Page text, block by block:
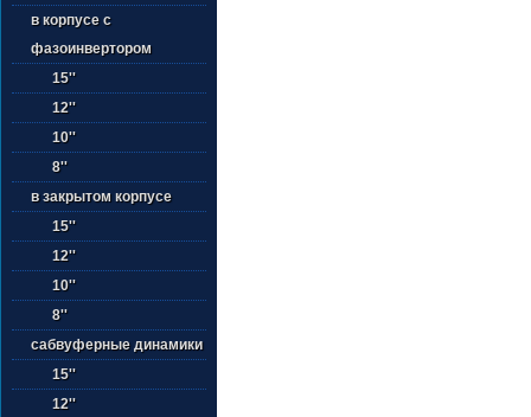
в корпусе с
фазоинвертором
15''
12''
10''
8''
в закрытом корпусе
15''
12''
10''
8''
сабвуферные динамики
15''
12''